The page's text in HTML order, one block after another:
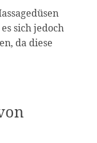
sich jedoch
da diese